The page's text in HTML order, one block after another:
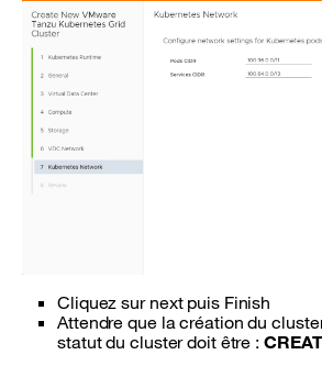
Cliquez sur next puis Finish
Attendre que la création du
statut du cluster doit être :